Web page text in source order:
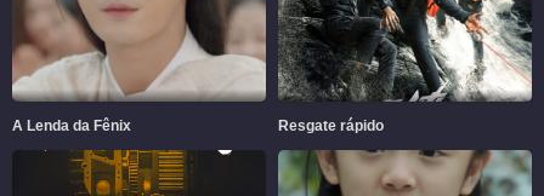
A Lenda da Fênix Resgate rápido